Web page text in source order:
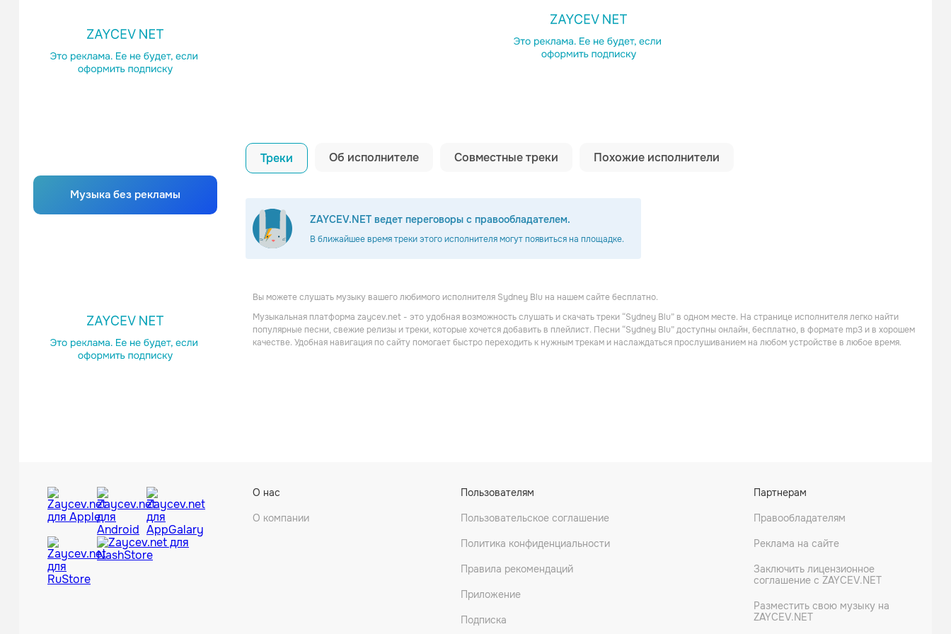
Музыка без рекламы
Копировать ссылку
Треки Об исполнителе Совместные треки Похожие исполнители
ZAYCEV.NET ведет переговоры с правообладателем.
В ближайшее время треки этого исполнителя могут появиться на площадке.
Anthony Attalla
Электроника
The Deepshakerz
Электроника
Carlo Lio
Танцевальная
Billy Newton Davis
Танцевальная
Электроника Электроника
Вы можете слушать музыку вашего любимого исполнителя Sydney Blu на нашем сайте бесплатно.
Музыкальная платформа zaycev.net - это удобная возможность слушать и скачать треки “Sydney Blu” в одном месте. На странице исполнителя легко найти
популярные песни, свежие релизы и треки, которые хочется добавить в плейлист. Песни “Sydney Blu” доступны онлайн, бесплатно, в формате mp3 и в хорошем
качестве. Удобная навигация по сайту помогает быстро переходить к нужным трекам и наслаждаться прослушиванием на любом устройстве в любое время.
О нас
О компании
Пользователям
Пользовательское соглашение
Политика конфиденциальности
Правила рекомендаций
Приложение
Подписка
Партнерам
Правообладателям
Реклама на сайте
Заключить лицензионное
соглашение с ZAYCEV.NET
Разместить свою музыку на
ZAYCEV.NET